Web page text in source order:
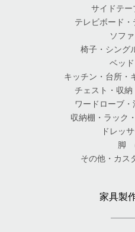
サイドテー
テレビボード・
ソファ
椅子・シング
ベッド
キッチン・台所・
チェスト・収納
ワードローブ・
収納棚・ラック
ドレッ
脚
その他・カス
家具製